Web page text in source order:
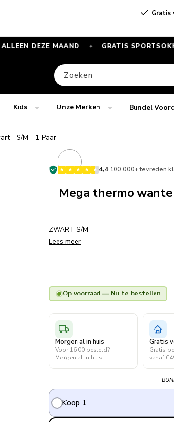
Gratis
DEZE MAAND ✦ GRATIS SPORTSOKKEN
Zoeken
Kids Onze Merken Bundel
- S/M - 1-Paar
Ga direct naar
productinformatie
4,4·100.000+ tevreden
Mega thermo
ZWART-S/M
Lees meer
Op voorraad — Nu te bestellen
Morgen al in huis
Voor 16:00 besteld?
Morgen al in huis.
Gratis
Gratis
vanaf
Koop 1